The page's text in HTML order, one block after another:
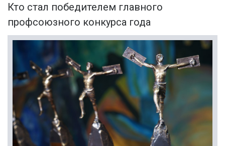
Кто стал победителем главного
профсоюзного конкурса года